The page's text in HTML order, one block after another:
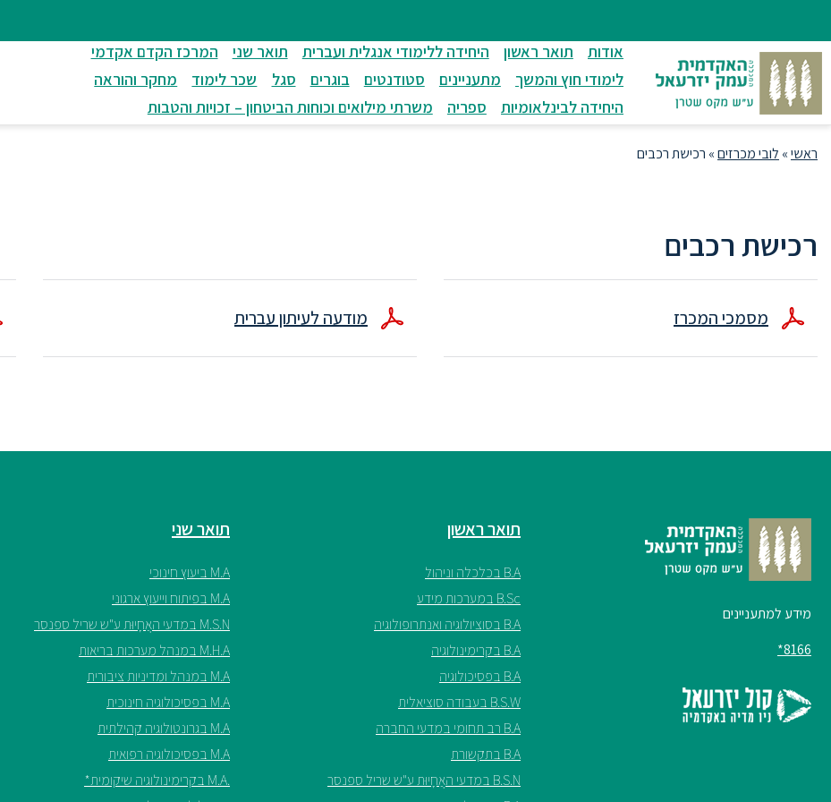
מרכזי
אודות תואר ראשון היחידה ללימודי אנגלית ועברית תואר שני
המרכז הקדם אקדמי
לימודי חוץ והמשך
מתעניינים סטודנטים בוגרים סגל שכר לימוד
מחקר והוראה
היחידה לבינלאומיות
ספריה משרתי מילואים וכוחות הביטחון – זכויות והטבות
ראשי» לובי מכרזים» רכישת רכבים
רכישת רכבים
מסמכי המכרז מודעה לעיתון עברית
מידע למתעניינים
8166*
תואר ראשון
B.A בכלכלה וניהול
B.Sc במערכות מידע
B.A בסוציולוגיה ואנתרופולוגיה
B.A בקרימינולוגיה
B.A בפסיכולוגיה
B.S.W בעבודה סוציאלית
B.A רב תחומי במדעי החברה
B.A בתקשורת
B.S.N במדעי האֲחָיוּת ע"ש שריל ספנסר
תואר שני
M.A ביעוץ חינוכי
M.A בפיתוח וייעוץ ארגוני
M.S.N במדעי האֲחָיוּת ע"ש שריל ספנסר
M.H.A במנהל מערכות בריאות
M.A במנהל ומדיניות ציבורית
M.A בפסיכולוגיה חינוכית
M.A בגרונטולוגיה קהילתית
M.A בפסיכולוגיה רפואית
.M.A בקרימינולוגיה שיקומית*